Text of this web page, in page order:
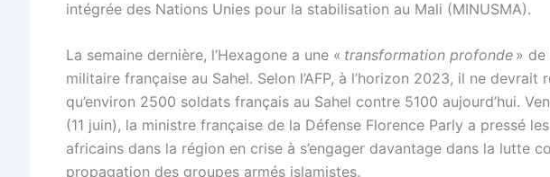
intégrée des Nations Unies pour la stabilisation au Mali (MINUSMA).
La semaine dernière, l’Hexagone a une « transformation profonde » de
militaire française au Sahel. Selon l’AFP, à l’horizon 2023, il ne devrait
qu’environ 2500 soldats français au Sahel contre 5100 aujourd’hui.
(11 juin), la ministre française de la Défense Florence Parly a pressé
africains dans la région en crise à s’engager davantage dans la lutte
propagation des groupes armés islamistes.